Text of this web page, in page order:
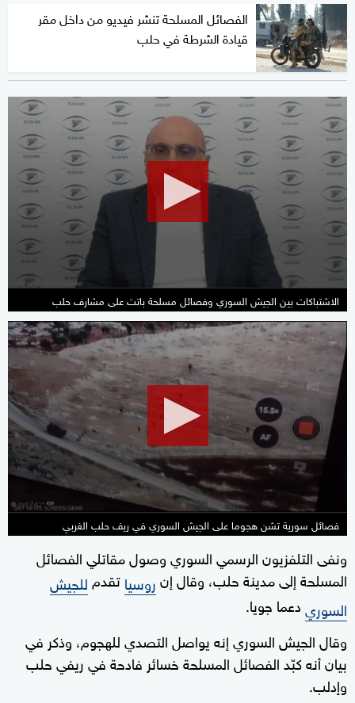
الفصائل المسلحة تنشر فيديو من داخل مقر
قيادة الشرطة في حلب
seconds
minute,
55
seconds
الاشتباكات بين الجيش السوري وفصائل مسلحة باتت على مشارف حلب
0
seconds
of
1
minute,
31
seconds
فصائل سورية تشن هجوما على الجيش السوري في ريف حلب الغربي
ونفى التلفزيون الرسمي السوري وصول مقاتلي الفصائل
المسلحة إلى مدينة حلب، وقال إنروسياتقدم للجيش
السوريدعما جويا.
وقال الجيش السوري إنه يواصل التصدي للهجوم، وذكر في
بيان أنه كبّد الفصائل المسلحة خسائر فادحة في ريفي حلب
وإدلب.